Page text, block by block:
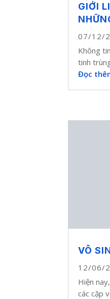
GIỚI
07/12/
Không
tinh
Đọc
VÔ
12/06/
Hiện
các cặp